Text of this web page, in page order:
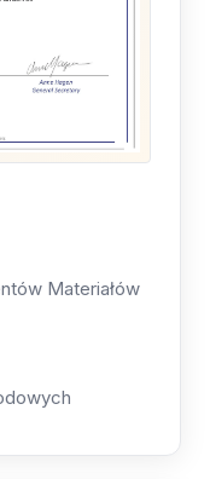
Materiałów